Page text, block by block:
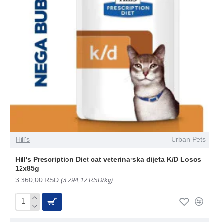
Hill's Urban Pets
Hill's Prescription Diet cat veterinarska dijeta K/D Losos
12x85g
3.360,00 RSD (3.294,12 RSD/kg)